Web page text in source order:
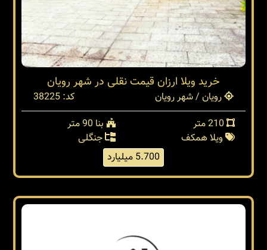
خرید ویلا ارزان قیمت نقلی در شهر رویان
رویان / شهر رویان
کد: 38225
بنا 90 متر
ویلا همکف
جنگلی
5.700 میلیارد